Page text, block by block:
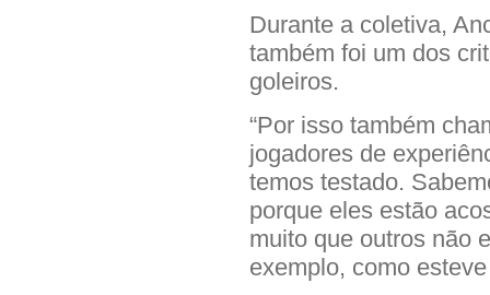
Durante a coletiva,
também foi um dos
goleiros.
“Por isso também
jogadores de
temos testado.
porque eles estão
muito que outros não
exemplo, como